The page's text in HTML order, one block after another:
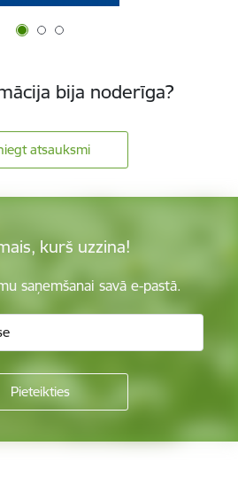
bija noderīga?
atsauksmi
kurš uzzina!
saņemšanai savā e-pastā.